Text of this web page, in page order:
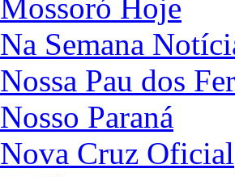
Mossoró Hoje
Na Semana
Nossa Pau dos
Nosso Paraná
Nova Cruz Oficial